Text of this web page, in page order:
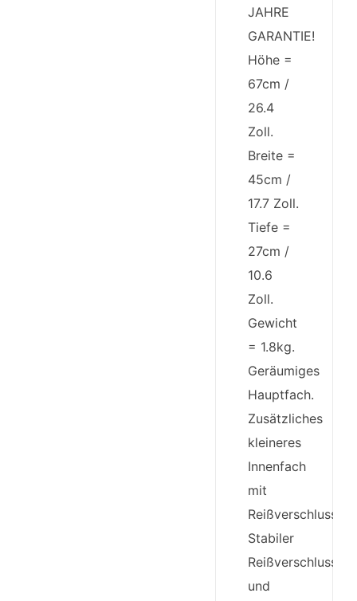
JAHRE
GARANTIE!
Höhe =
67cm /
26.4
Zoll.
Breite =
45cm /
17.7 Zoll.
Tiefe =
27cm /
10.6
Zoll.
Gewicht
= 1.8kg.
Geräumiges
Hauptfach.
Zusätzliches
kleineres
Innenfach
mit
Reißverschluss.
Stabiler
Reißverschluss
und